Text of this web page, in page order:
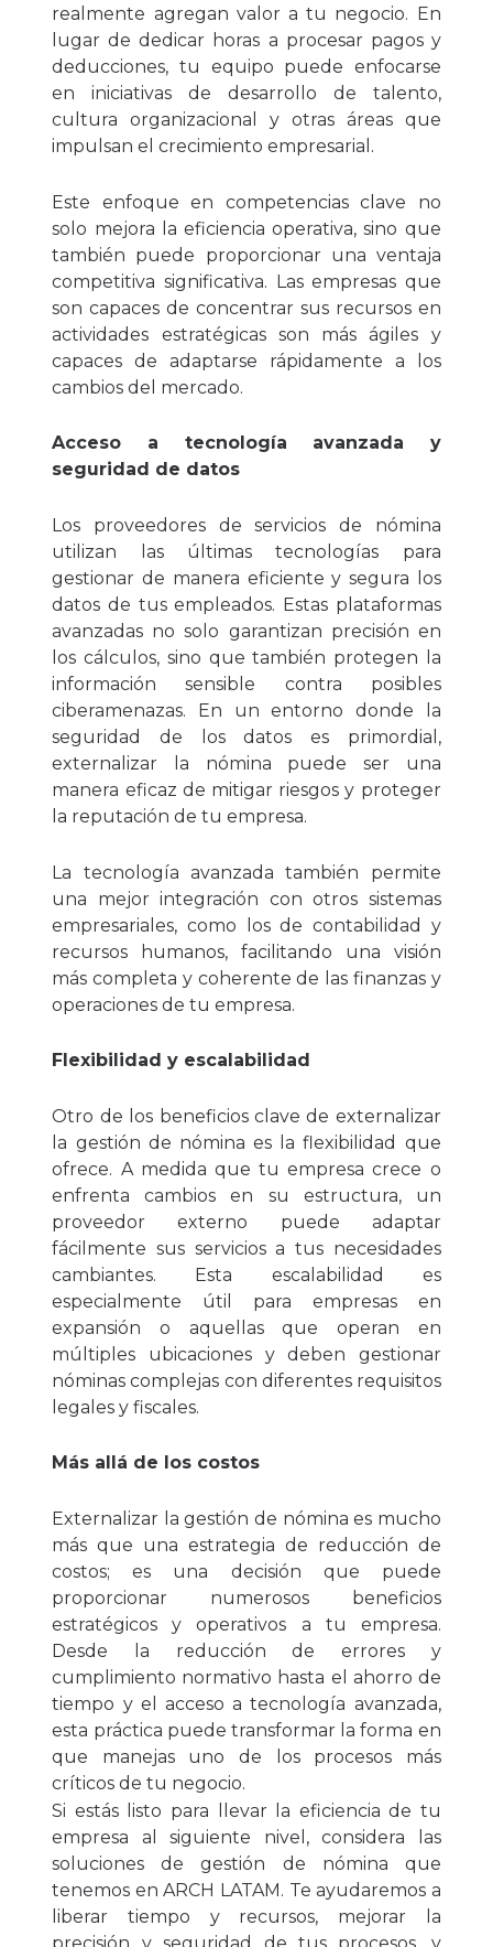
realmente agregan valor a tu negocio. En
lugar de dedicar horas a procesar pagos y
deducciones, tu equipo puede enfocarse
en iniciativas de desarrollo de talento,
cultura organizacional y otras áreas que
impulsan el crecimiento empresarial.
Este enfoque en competencias clave no
solo mejora la eficiencia operativa, sino que
también puede proporcionar una ventaja
competitiva significativa. Las empresas que
son capaces de concentrar sus recursos en
actividades estratégicas son más ágiles y
capaces de adaptarse rápidamente a los
cambios del mercado.
Acceso a tecnología avanzada y
seguridad de datos
Los proveedores de servicios de nómina
utilizan las últimas tecnologías para
gestionar de manera eficiente y segura los
datos de tus empleados. Estas plataformas
avanzadas no solo garantizan precisión en
los cálculos, sino que también protegen la
información sensible contra posibles
ciberamenazas. En un entorno donde la
seguridad de los datos es primordial,
externalizar la nómina puede ser una
manera eficaz de mitigar riesgos y proteger
la reputación de tu empresa.
La tecnología avanzada también permite
una mejor integración con otros sistemas
empresariales, como los de contabilidad y
recursos humanos, facilitando una visión
más completa y coherente de las finanzas y
operaciones de tu empresa.
Flexibilidad y escalabilidad
Otro de los beneficios clave de externalizar
la gestión de nómina es la flexibilidad que
ofrece. A medida que tu empresa crece o
enfrenta cambios en su estructura, un
proveedor externo puede adaptar
fácilmente sus servicios a tus necesidades
cambiantes. Esta escalabilidad es
especialmente útil para empresas en
expansión o aquellas que operan en
múltiples ubicaciones y deben gestionar
nóminas complejas con diferentes requisitos
legales y fiscales.
Más allá de los costos
Externalizar la gestión de nómina es mucho
más que una estrategia de reducción de
costos; es una decisión que puede
proporcionar numerosos beneficios
estratégicos y operativos a tu empresa.
Desde la reducción de errores y
cumplimiento normativo hasta el ahorro de
tiempo y el acceso a tecnología avanzada,
esta práctica puede transformar la forma en
que manejas uno de los procesos más
críticos de tu negocio.
Si estás listo para llevar la eficiencia de tu
empresa al siguiente nivel, considera las
soluciones de gestión de nómina que
tenemos en ARCH LATAM. Te ayudaremos a
liberar tiempo y recursos, mejorar la